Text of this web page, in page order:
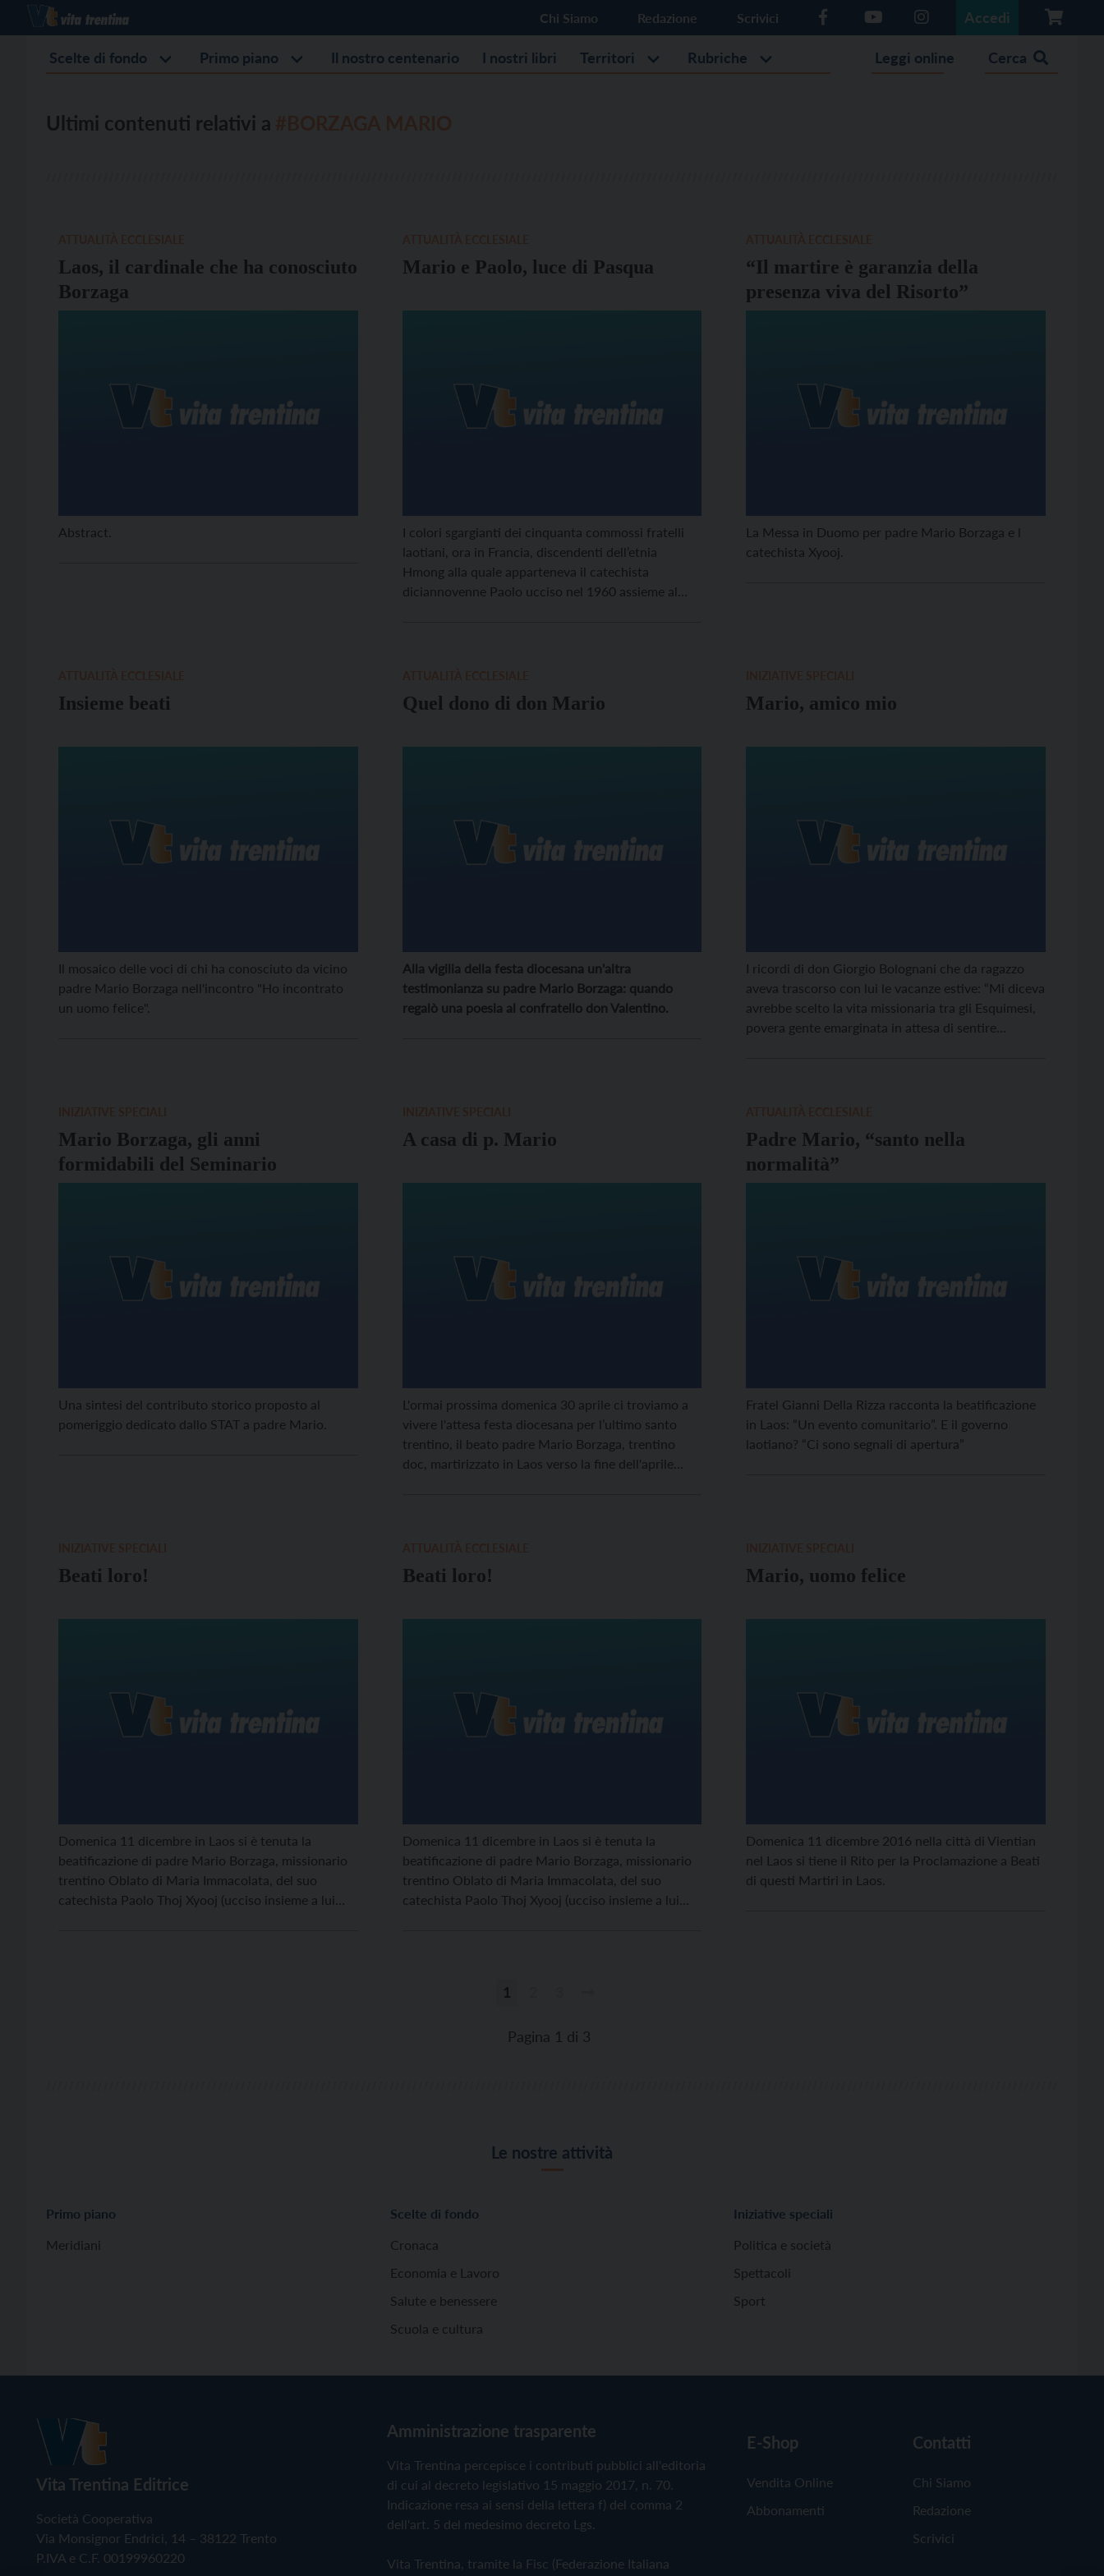
Chi Siamo Redazione Scrivici Accedi
Scelte di fondo Primo piano Il nostro centenario I nostri libri Territori Rubriche Leggi online Cerca
Ultimi contenuti relativi a
Laos, il cardinale che ha conosciuto
Borzaga
Abstract.
Mario e Paolo, luce di Pasqua
I colori sgargianti dei cinquanta commossi fratelli
laotiani, ora in Francia, discendenti dell’etnia
Hmong alla quale apparteneva il catechista
diciannovenne Paolo ucciso nel 1960 assieme al
“Il martire è garanzia della
presenza viva del Risorto”
La Messa in Duomo per padre Mario Borzaga e l
catechista Xyooj.
Insieme beati
Il mosaico delle voci di chi ha conosciuto da vicino
padre Mario Borzaga nell'incontro "Ho incontrato
un uomo felice".
Quel dono di don Mario
Alla vigilia della festa diocesana un'altra
testimonianza su padre Mario Borzaga: quando
regalò una poesia al confratello don Valentino.
Mario, amico mio
I ricordi di don Giorgio Bolognani che da ragazzo
aveva trascorso con lui le vacanze estive: “Mi diceva
avrebbe scelto la vita missionaria tra gli Esquimesi,
povera gente emarginata in attesa di sentire
Mario Borzaga, gli anni
formidabili del Seminario
Una sintesi del contributo storico proposto al
pomeriggio dedicato dallo STAT a padre Mario.
A casa di p. Mario
L'ormai prossima domenica 30 aprile ci troviamo a
vivere l'attesa festa diocesana per l’ultimo santo
trentino, il beato padre Mario Borzaga, trentino
doc, martirizzato in Laos verso la fine dell'aprile
Padre Mario, “santo nella
normalità”
Fratel Gianni Della Rizza racconta la beatificazione
in Laos: “Un evento comunitario”. E il governo
laotiano? “Ci sono segnali di apertura”
Beati loro!
Domenica 11 dicembre in Laos si è tenuta la
beatificazione di padre Mario Borzaga, missionario
trentino Oblato di Maria Immacolata, del suo
catechista Paolo Thoj Xyooj (ucciso insieme a lui
Beati loro!
Domenica 11 dicembre in Laos si è tenuta la
beatificazione di padre Mario Borzaga, missionario
trentino Oblato di Maria Immacolata, del suo
catechista Paolo Thoj Xyooj (ucciso insieme a lui
Mario, uomo felice
Domenica 11 dicembre 2016 nella città di Vientian
nel Laos si tiene il Rito per la Proclamazione a Beati
di questi Martiri in Laos.
articoli
1
Pagina 1 di 3
Le nostre attività
Primo piano
Meridiani
Scelte di fondo
Cronaca
Economia e Lavoro
Salute e benessere
Scuola e cultura
Iniziative speciali
Politica e società
Spettacoli
Sport
Vita Trentina Editrice
Società Cooperativa
Via Monsignor Endrici, 14 – 38122 Trento
P.IVA e C.F. 00199960220
Amministrazione trasparente
Vita Trentina percepisce i contributi pubblici all'editoria
di cui al decreto legislativo 15 maggio 2017, n. 70.
Indicazione resa ai sensi della lettera f) del comma 2
dell'art. 5 del medesimo decreto Lgs.
Vita Trentina, tramite la Fisc (Federazione Italiana
E-Shop
Vendita Online
Abbonamenti
Contatti
Chi Siamo
Redazione
Scrivici